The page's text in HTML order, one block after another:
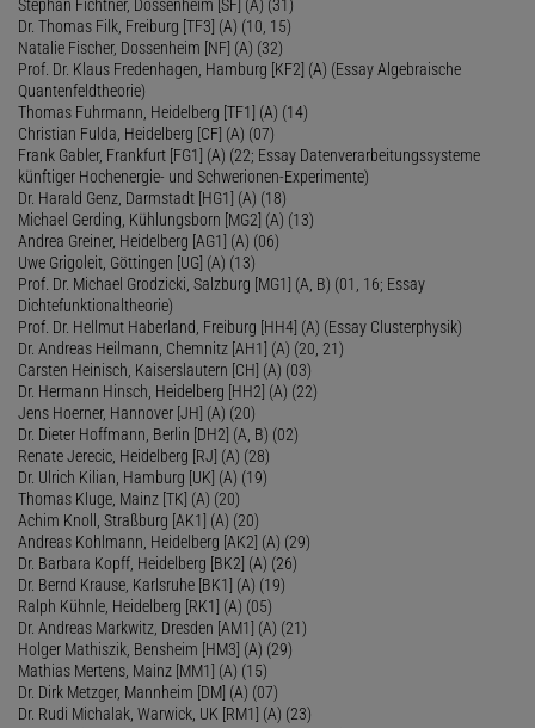
Stephan Fichtner, Dossenheim [SF] (A) (31)
Dr. Thomas Filk, Freiburg [TF3] (A) (10, 15)
Natalie Fischer, Dossenheim [NF] (A) (32)
Prof. Dr. Klaus Fredenhagen, Hamburg [KF2] (A) (Essay Algebraische
Quantenfeldtheorie)
Thomas Fuhrmann, Heidelberg [TF1] (A) (14)
Christian Fulda, Heidelberg [CF] (A) (07)
Frank Gabler, Frankfurt [FG1] (A) (22; Essay Datenverarbeitungssysteme
künftiger Hochenergie- und Schwerionen-Experimente)
Dr. Harald Genz, Darmstadt [HG1] (A) (18)
Michael Gerding, Kühlungsborn [MG2] (A) (13)
Andrea Greiner, Heidelberg [AG1] (A) (06)
Uwe Grigoleit, Göttingen [UG] (A) (13)
Prof. Dr. Michael Grodzicki, Salzburg [MG1] (A, B) (01, 16; Essay
Dichtefunktionaltheorie)
Prof. Dr. Hellmut Haberland, Freiburg [HH4] (A) (Essay Clusterphysik)
Dr. Andreas Heilmann, Chemnitz [AH1] (A) (20, 21)
Carsten Heinisch, Kaiserslautern [CH] (A) (03)
Dr. Hermann Hinsch, Heidelberg [HH2] (A) (22)
Jens Hoerner, Hannover [JH] (A) (20)
Dr. Dieter Hoffmann, Berlin [DH2] (A, B) (02)
Renate Jerecic, Heidelberg [RJ] (A) (28)
Dr. Ulrich Kilian, Hamburg [UK] (A) (19)
Thomas Kluge, Mainz [TK] (A) (20)
Achim Knoll, Straßburg [AK1] (A) (20)
Andreas Kohlmann, Heidelberg [AK2] (A) (29)
Dr. Barbara Kopff, Heidelberg [BK2] (A) (26)
Dr. Bernd Krause, Karlsruhe [BK1] (A) (19)
Ralph Kühnle, Heidelberg [RK1] (A) (05)
Dr. Andreas Markwitz, Dresden [AM1] (A) (21)
Holger Mathiszik, Bensheim [HM3] (A) (29)
Mathias Mertens, Mainz [MM1] (A) (15)
Dr. Dirk Metzger, Mannheim [DM] (A) (07)
Dr. Rudi Michalak, Warwick, UK [RM1] (A) (23)